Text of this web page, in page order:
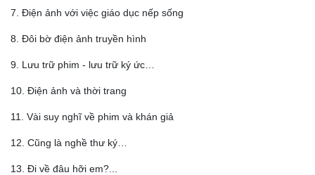
7. Điện ảnh với việc giáo dục nếp sống
8. Đôi bờ điện ảnh truyền hình
9. Lưu trữ phim - lưu trữ ký ức…
10. Điện ảnh và thời trang
11. Vài suy nghĩ về phim và khán giả
12. Cũng là nghề thư ký…
13. Đi về đâu hỡi em?...